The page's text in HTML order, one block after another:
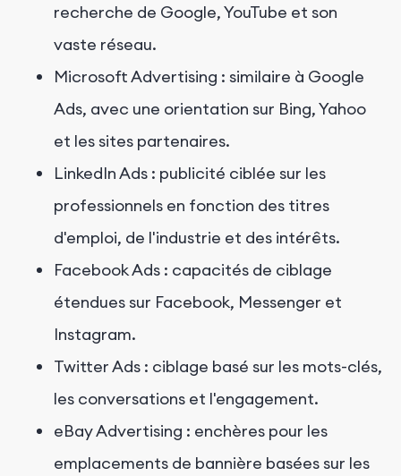
recherche de Google, YouTube et son
vaste réseau.
Microsoft Advertising : similaire à Google
Ads, avec une orientation sur Bing, Yahoo
et les sites partenaires.
LinkedIn Ads : publicité ciblée sur les
professionnels en fonction des titres
d'emploi, de l'industrie et des intérêts.
Facebook Ads : capacités de ciblage
étendues sur Facebook, Messenger et
Instagram.
Twitter Ads : ciblage basé sur les mots-clés,
les conversations et l'engagement.
eBay Advertising : enchères pour les
emplacements de bannière basées sur les